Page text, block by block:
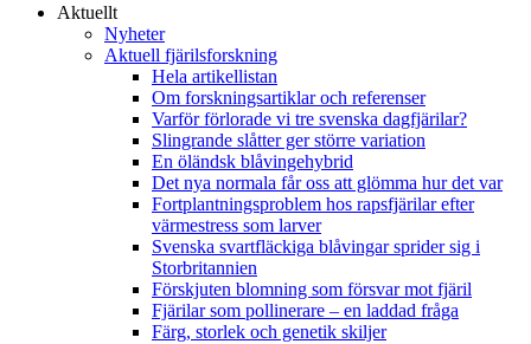
Aktuellt
Nyheter
Aktuell fjärilsforskning
Hela artikellistan
Om forskningsartiklar och referenser
Varför förlorade vi tre svenska dagfjärilar?
Slingrande slåtter ger större variation
En öländsk blåvingehybrid
Det nya normala får oss att glömma hur det var
Fortplantningsproblem hos rapsfjärilar efter
värmestress som larver
Svenska svartfläckiga blåvingar sprider sig i
Storbritannien
Förskjuten blomning som försvar mot fjäril
Fjärilar som pollinerare – en laddad fråga
Färg, storlek och genetik skiljer